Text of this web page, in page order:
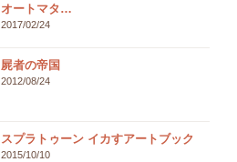
オートマタ…
2017/02/24
屍者の帝国
2012/08/24
スプラトゥーン イカすアートブック
2015/10/10